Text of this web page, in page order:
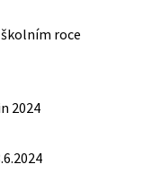
roce
2024